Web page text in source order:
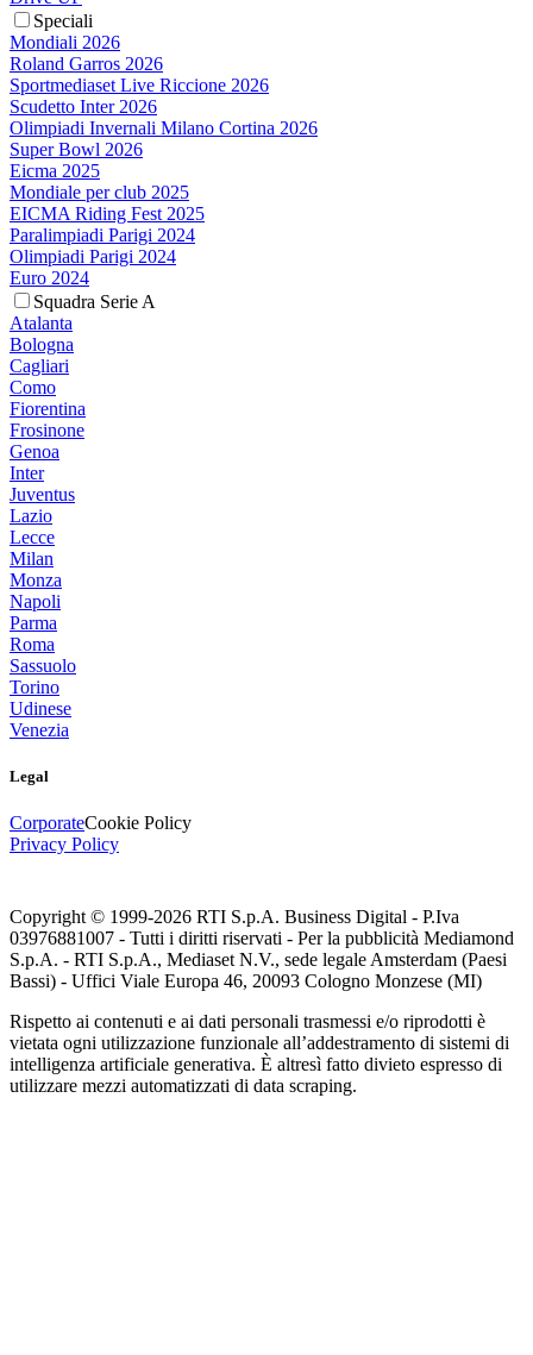
Speciali
Mondiali 2026
Roland Garros 2026
Sportmediaset Live Riccione 2026
Scudetto Inter 2026
Olimpiadi Invernali Milano Cortina 2026
Super Bowl 2026
Eicma 2025
Mondiale per club 2025
EICMA Riding Fest 2025
Paralimpiadi Parigi 2024
Olimpiadi Parigi 2024
Euro 2024
Squadra Serie A
Atalanta
Bologna
Cagliari
Como
Fiorentina
Frosinone
Genoa
Inter
Juventus
Lazio
Lecce
Milan
Monza
Napoli
Parma
Roma
Sassuolo
Torino
Udinese
Venezia
Legal
CorporateCookie Policy
Privacy Policy
Copyright © 1999-2026 RTI S.p.A. Business Digital - P.Iva
03976881007 - Tutti i diritti riservati - Per la pubblicità Mediamond
S.p.A. - RTI S.p.A., Mediaset N.V., sede legale Amsterdam (Paesi
Bassi) - Uffici Viale Europa 46, 20093 Cologno Monzese (MI)
Rispetto ai contenuti e ai dati personali trasmessi e/o riprodotti è
vietata ogni utilizzazione funzionale all’addestramento di sistemi di
intelligenza artificiale generativa. È altresì fatto divieto espresso di
utilizzare mezzi automatizzati di data scraping.